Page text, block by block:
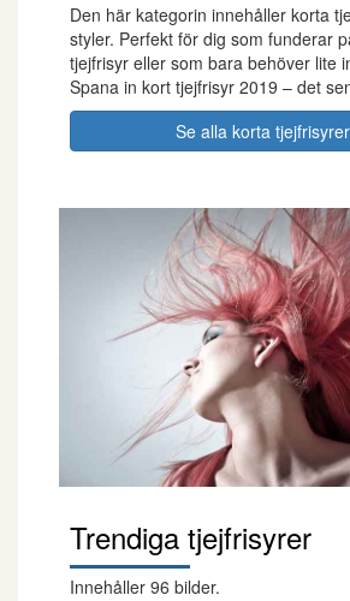
Den här kategorin innehåller korta
styler. Perfekt för dig som funderar
tjejfrisyr eller som bara behöver lite
Spana in kort tjejfrisyr 2019 – det
Se alla korta
Trendiga tjejfrisyrer
Innehåller 96 bilder.